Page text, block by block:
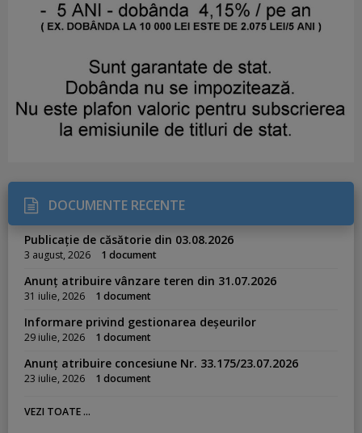
DOCUMENTE RECENTE
Publicație de căsătorie din 03.08.2026
3 august, 2026 1 document
Anunț atribuire vânzare teren din 31.07.2026
31 iulie, 2026 1 document
Informare privind gestionarea deșeurilor
29 iulie, 2026 1 document
Anunț atribuire concesiune Nr. 33.175/23.07.2026
23 iulie, 2026 1 document
VEZI TOATE ...